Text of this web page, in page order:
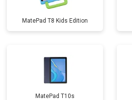
MatePad T8 Kids Edition
MatePad T10s